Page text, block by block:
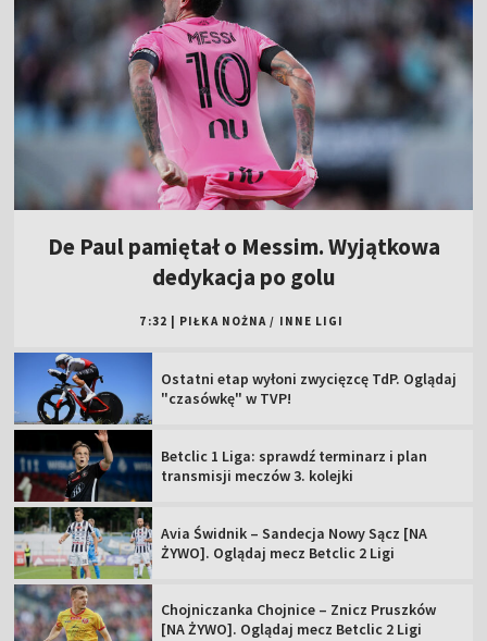
De Paul pamiętał o Messim. Wyjątkowa
dedykacja po golu
7:32 PIŁKA NOŻNA / INNE LIGI
Ostatni etap wyłoni zwycięzcę TdP. Oglądaj
"czasówkę" w TVP!
Betclic 1 Liga: sprawdź terminarz i plan
transmisji meczów 3. kolejki
Avia Świdnik – Sandecja Nowy Sącz [NA
ŻYWO]. Oglądaj mecz Betclic 2 Ligi
Chojniczanka Chojnice – Znicz Pruszków
[NA ŻYWO]. Oglądaj mecz Betclic 2 Ligi